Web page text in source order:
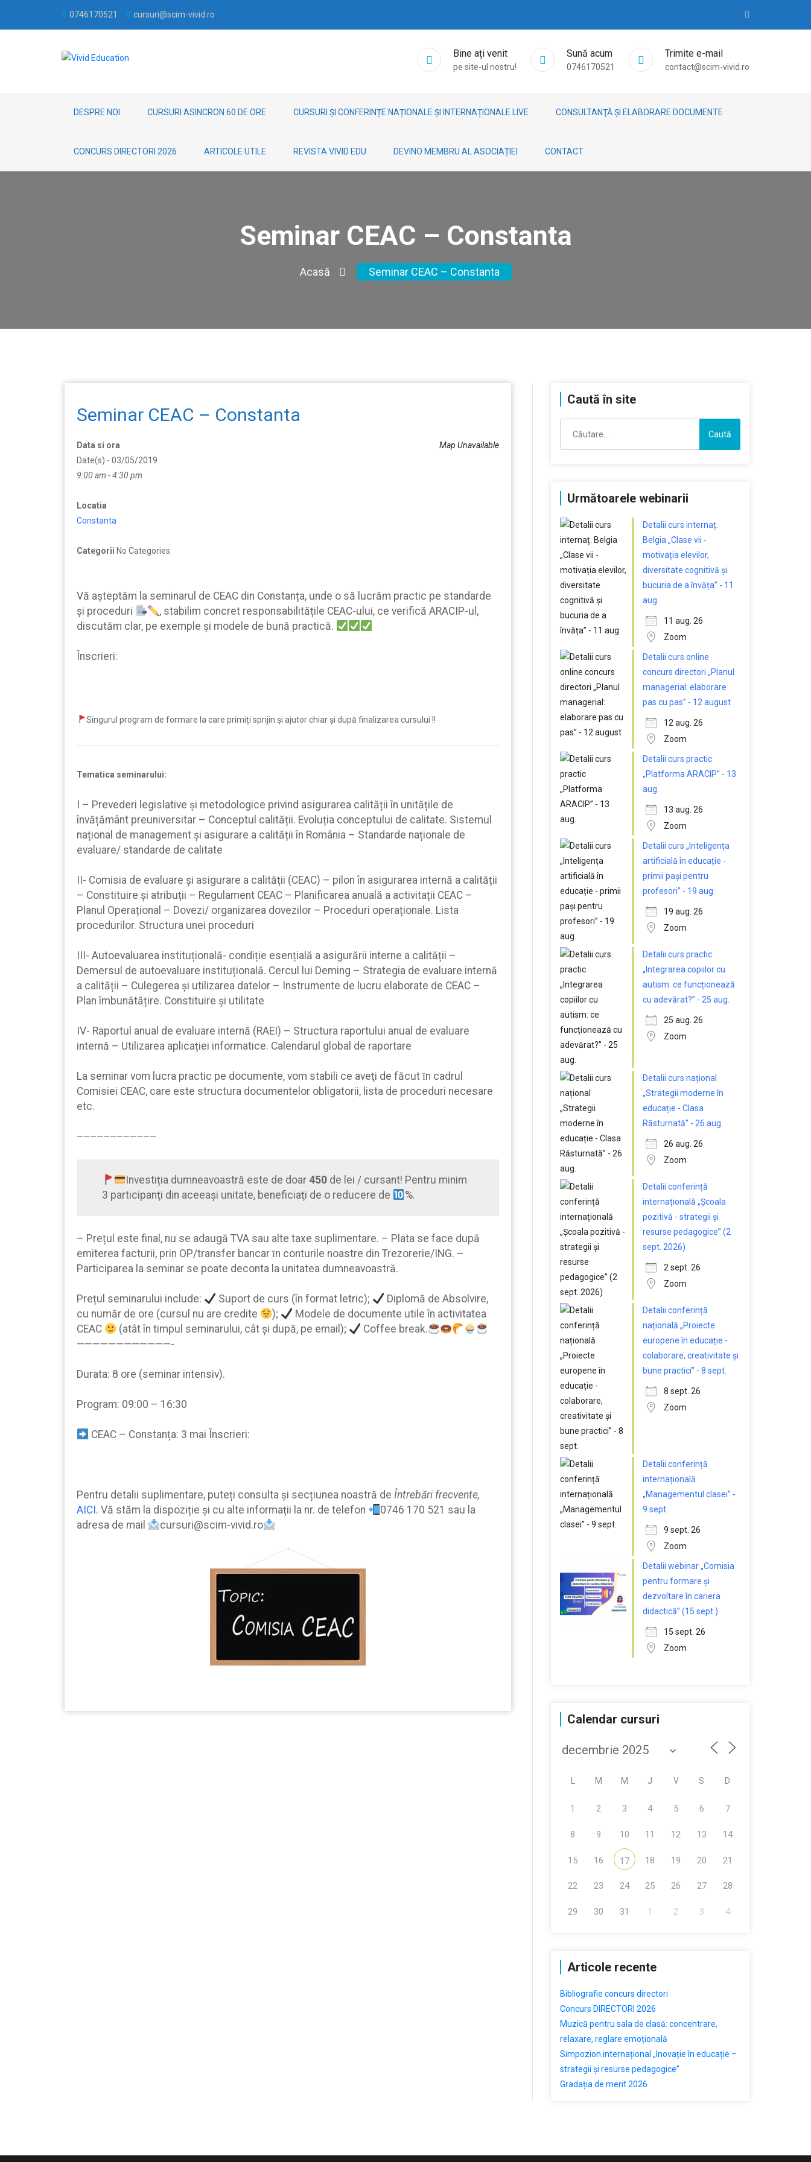
0746170521 cursuri@scim-vivid.ro
Bine ați venit
pe site-ul nostru!
Sună acum
0746170521
Trimite e-mail
contact@scim-vivid.ro
DESPRE NOI CURSURI ASINCRON 60 DE ORE CURSURI ȘI CONFERINȚE NAȚIONALE ȘI INTERNAȚIONALE LIVE CONSULTANŢĂ ȘI ELABORARE DOCUMENTE
CONCURS DIRECTORI 2026 ARTICOLE UTILE REVISTA VIVID EDU DEVINO MEMBRU AL ASOCIAȚIEI CONTACT
Seminar CEAC – Constanta
Acasă Seminar CEAC – Constanta
Seminar CEAC – Constanta
Map Unavailable
Data si ora
Date(s) - 03/05/2019
9:00 am - 4:30 pm
Locatia
Constanta
Categorii No Categories
Vă aşteptăm la seminarul de CEAC din Constanța, unde o să lucrăm practic pe standarde
şi proceduri
, stabilim concret responsabilitățile CEAC-ului, ce verifică ARACIP-ul,
discutăm clar, pe exemple şi modele de bună practică.
Înscrieri:
Singurul program de formare la care primiți sprijin şi ajutor chiar şi după finalizarea cursului !!
Tematica seminarului:
I – Prevederi legislative și metodologice privind asigurarea calității în unitățile de
învățământ preuniversitar – Conceptul calității. Evoluția conceptului de calitate. Sistemul
național de management și asigurare a calității în România – Standarde naționale de
evaluare/ standarde de calitate
II- Comisia de evaluare și asigurare a calității (CEAC) – pilon în asigurarea internă a calității
– Constituire și atribuții – Regulament CEAC – Planificarea anuală a activitații CEAC –
Planul Operațional – Dovezi/ organizarea dovezilor – Proceduri operaționale. Lista
procedurilor. Structura unei proceduri
III- Autoevaluarea instituțională- condiție esențială a asigurării interne a calității –
Demersul de autoevaluare instituțională. Cercul lui Deming – Strategia de evaluare internă
a calității – Culegerea și utilizarea datelor – Instrumente de lucru elaborate de CEAC –
Plan îmbunătățire. Constituire și utilitate
IV- Raportul anual de evaluare internă (RAEI) – Structura raportului anual de evaluare
internă – Utilizarea aplicației informatice. Calendarul global de raportare
La seminar vom lucra practic pe documente, vom stabili ce aveţi de făcut ȋn cadrul
Comisiei CEAC, care este structura documentelor obligatorii, lista de proceduri necesare
etc.
————————————
Investiția dumneavoastră este de doar 450 de lei / cursant! Pentru minim
3 participanţi din aceeaşi unitate, beneficiaţi de o reducere de
%.
– Prețul este final, nu se adaugă TVA sau alte taxe suplimentare. – Plata se face după
emiterea facturii, prin OP/transfer bancar ȋn conturile noastre din Trezorerie/ING. –
Participarea la seminar se poate deconta la unitatea dumneavoastră.
Prețul seminarului include: Suport de curs (în format letric);
Diplomă de Absolvire,
cu număr de ore (cursul nu are credite
);
Modele de documente utile în activitatea
CEAC
(atât în timpul seminarului, cât şi după, pe email);
Coffee break.
————————————-
Durata: 8 ore (seminar intensiv).
Program: 09:00 – 16:30
CEAC – Constanța: 3 mai Înscrieri:
Pentru detalii suplimentare, puteți consulta şi secțiunea noastră de Întrebări frecvente,
AICI. Vă stăm la dispoziție şi cu alte informații la nr. de telefon
0746 170 521 sau la
adresa de mail
cursuri@scim-vivid.ro
Caută în site
după:
Următoarele webinarii
Detalii curs internaț.
Belgia „Clase vii -
motivația elevilor,
diversitate cognitivă și
bucuria de a învăța” - 11
aug.
11 aug. 26
Zoom
Detalii curs online
concurs directori „Planul
managerial: elaborare
pas cu pas” - 12 august
12 aug. 26
Zoom
Detalii curs practic
„Platforma ARACIP” - 13
aug.
13 aug. 26
Zoom
Detalii curs „Inteligența
artificială în educație -
primii pași pentru
profesori” - 19 aug.
19 aug. 26
Zoom
Detalii curs practic
„Integrarea copiilor cu
autism: ce funcționează
cu adevărat?” - 25 aug.
25 aug. 26
Zoom
Detalii curs național
„Strategii moderne în
educație - Clasa
Răsturnată” - 26 aug.
26 aug. 26
Zoom
Detalii conferință
internațională „Școala
pozitivă - strategii și
resurse pedagogice” (2
sept. 2026)
2 sept. 26
Zoom
Detalii conferință
națională „Proiecte
europene în educație -
colaborare, creativitate și
bune practici” - 8 sept.
8 sept. 26
Zoom
Detalii conferință
internațională
„Managementul clasei” -
9 sept.
9 sept. 26
Zoom
Detalii webinar „Comisia
pentru formare și
dezvoltare în cariera
didactică” (15 sept.)
15 sept. 26
Zoom
Calendar cursuri
M M J V S D
1 2 3 4 5 6 7
8 9 10 11 12 13 14
15 16 17 18 19 20 21
22 23 24 25 26 27 28
29 30 31 1 2 3 4
Articole recente
Bibliografie concurs directori
Concurs DIRECTORI 2026
Muzică pentru sala de clasă: concentrare,
relaxare, reglare emoțională
Simpozion internațional „Inovație în educație –
strategii și resurse pedagogice”
Gradația de merit 2026